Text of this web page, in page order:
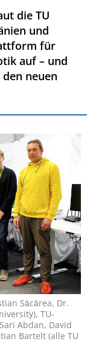
die TU
und
für
auf – und
neuen
Săcărea, Dr.
TU-
Abdan, David
Bartelt (alle TU